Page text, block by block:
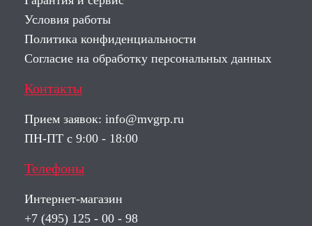
Условия работы
Политика конфиденциальности
Согласие на обработку персональных данных
Контакты
Прием заявок: info@mvgrp.ru
ПН-ПТ с 9:00 - 18:00
Телефоны
Интернет-магазин
+7 (495) 125 - 00 - 98